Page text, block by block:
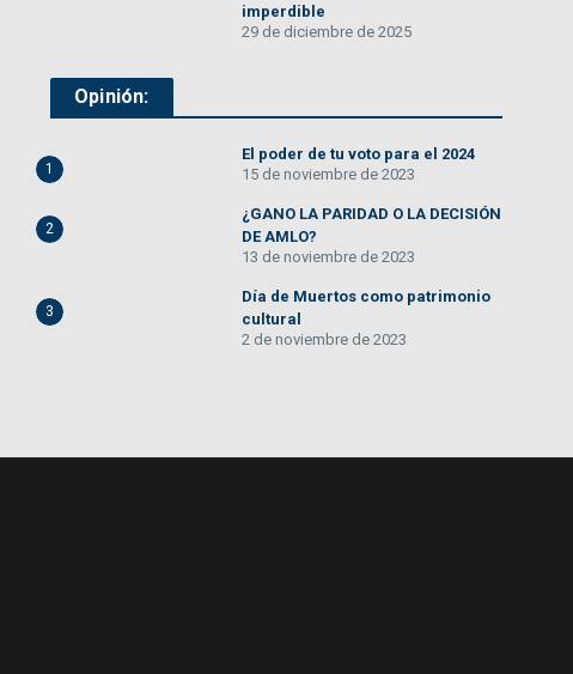
imperdible
29 de diciembre de 2025
Opinión:
1
El poder de tu voto para el 2024
15 de noviembre de 2023
2
¿GANO LA PARIDAD O LA DECISIÓN
DE AMLO?
13 de noviembre de 2023
3
Día de Muertos como patrimonio
cultural
2 de noviembre de 2023